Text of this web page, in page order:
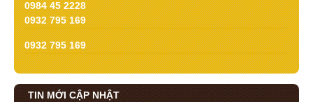
0984 45 2228
0932 795 169
0932 795 169
TIN MỚI CẬP NHẬT